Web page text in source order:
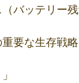
バッテリー
要な生存戦略